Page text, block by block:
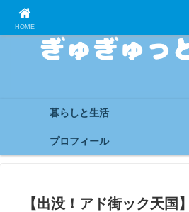
暮らしと生活
プロフィール
【出没！アド街ック天国
HOME